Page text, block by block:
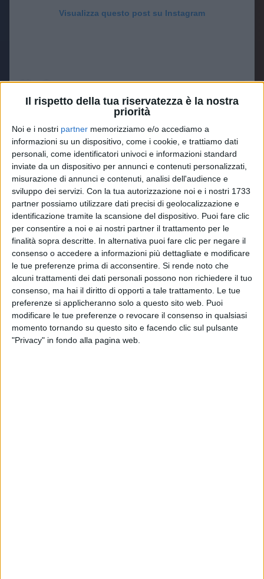
Il rispetto della tua riservatezza è la nostra
priorità
Noi e i nostri partner memorizziamo e/o accediamo a
informazioni su un dispositivo, come i cookie, e trattiamo dati
personali, come identificatori univoci e informazioni standard
inviate da un dispositivo per annunci e contenuti personalizzati,
misurazione di annunci e contenuti, analisi dell'audience e
sviluppo dei servizi. Con la tua autorizzazione noi e i nostri 1733
partner possiamo utilizzare dati precisi di geolocalizzazione e
identificazione tramite la scansione del dispositivo. Puoi fare clic
per consentire a noi e ai nostri partner il trattamento per le
finalità sopra descritte. In alternativa puoi fare clic per negare il
consenso o accedere a informazioni più dettagliate e modificare
le tue preferenze prima di acconsentire. Si rende noto che
alcuni trattamenti dei dati personali possono non richiedere il tuo
consenso, ma hai il diritto di opporti a tale trattamento. Le tue
preferenze si applicheranno solo a questo sito web. Puoi
modificare le tue preferenze o revocare il consenso in qualsiasi
momento tornando su questo sito e facendo clic sul pulsante
"Privacy" in fondo alla pagina web.
Visualizza questo post su Instagram
Un post condiviso da Chiara Ferragni ✨ (@chiaraferragni)
Radio Italia solomusicaitalianaèradio ufficiale
della tournée.